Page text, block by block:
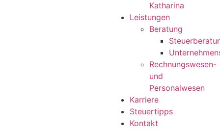
Katharina
Leistungen
Beratung
Rechnungswesen-
und
Personalwesen
Karriere
Steuertipps
Kontakt